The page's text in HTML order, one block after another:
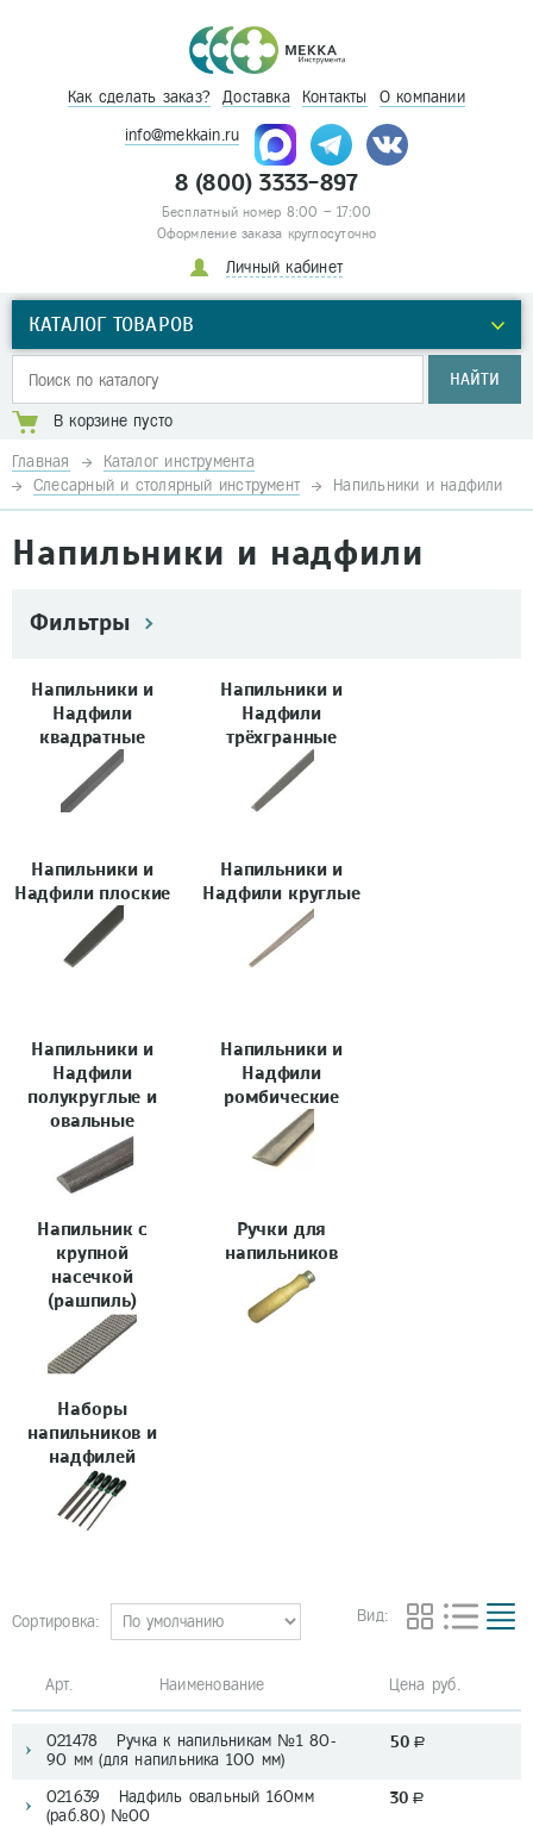
Как сделать заказ? Доставка Контакты О компании
info@mekkain.ru
8 (800) 3333-897
Бесплатный номер 8:00 – 17:00
Оформление заказа круглосуточно
Личный кабинет
КАТАЛОГ ТОВАРОВ
НАЙТИ
В корзине пусто
Главная
Каталог инструмента
Слесарный и столярный инструмент
Напильники и надфили
Напильники и надфили
Фильтры
Напильники и
Надфили
квадратные
Напильники и
Надфили
трёхгранные
Напильники и
Надфили плоские
Напильники и
Надфили круглые
Напильники и
Надфили
полукруглые и
овальные
Напильники и
Надфили
ромбические
Напильник с
крупной
насечкой
(рашпиль)
Ручки для
напильников
Наборы
напильников и
надфилей
Сортировка: Вид:
Арт. Наименование Цена руб.
021478 Ручка к напильникам №1 80-
90 мм (для напильника 100 мм)
50 a
021639 Надфиль овальный 160мм
(раб.80) №00
30 a